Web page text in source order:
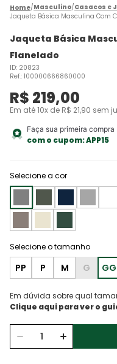
Masculino Casacos e
Jaqueta Básica Masculina Com
Jaqueta Básica
Flanelado
ID: 20823
Ref.: 100000666860000
R$ 219,00
Em até10x de R$ 21,90 sem
Faça sua primeira compra
com o cupom:APP15
Selecione a cor
PP P M G GG
Em dúvida sobre qual